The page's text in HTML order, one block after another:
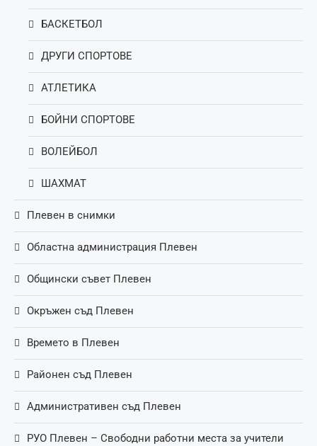
БАСКЕТБОЛ
ДРУГИ СПОРТОВЕ
АТЛЕТИКА
БОЙНИ СПОРТОВЕ
ВОЛЕЙБОЛ
ШАХМАТ
Плевен в снимки
Областна администрация Плевен
Общински съвет Плевен
Окръжен съд Плевен
Времето в Плевен
Районен съд Плевен
Административен съд Плевен
РУО Плевен – Свободни работни места за учители